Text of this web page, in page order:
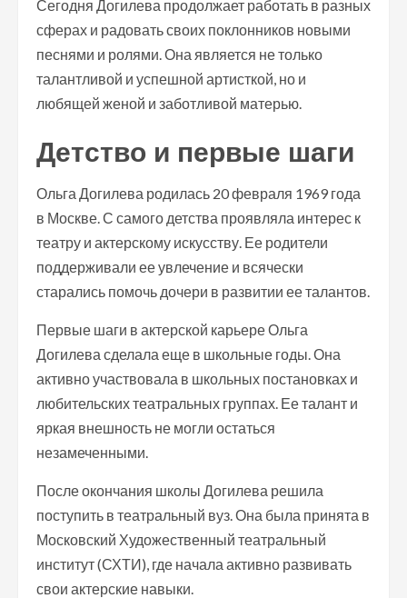
Сегодня Догилева продолжает работать в разных
сферах и радовать своих поклонников новыми
песнями и ролями. Она является не только
талантливой и успешной артисткой, но и
любящей женой и заботливой матерью.
Детство и первые шаги
Ольга Догилева родилась 20 февраля 1969 года
в Москве. С самого детства проявляла интерес к
театру и актерскому искусству. Ее родители
поддерживали ее увлечение и всячески
старались помочь дочери в развитии ее талантов.
Первые шаги в актерской карьере Ольга
Догилева сделала еще в школьные годы. Она
активно участвовала в школьных постановках и
любительских театральных группах. Ее талант и
яркая внешность не могли остаться
незамеченными.
После окончания школы Догилева решила
поступить в театральный вуз. Она была принята в
Московский Художественный театральный
институт (СХТИ), где начала активно развивать
свои актерские навыки.